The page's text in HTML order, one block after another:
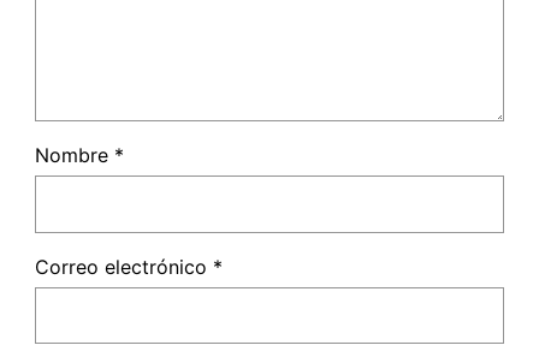
Nombre *
Correo electrónico *